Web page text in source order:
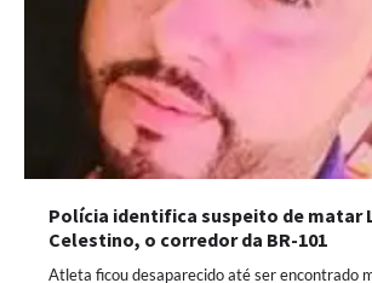
Polícia identifica suspeito de matar
Celestino, o corredor da BR-101
Atleta ficou desaparecido até ser encontrado